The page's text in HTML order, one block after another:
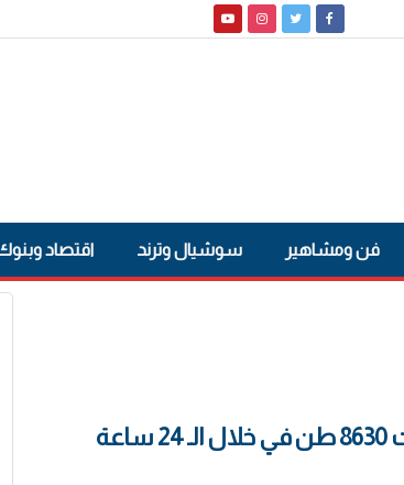
فن ومشاهير سوشيال وترند اقتصاد